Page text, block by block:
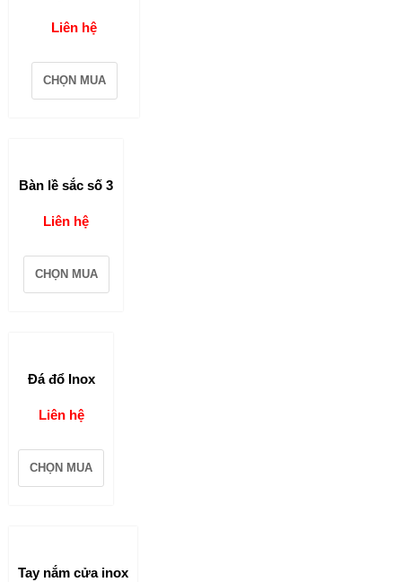
Liên hệ
CHỌN MUA
Bàn lề sắc số 3
Liên hệ
CHỌN MUA
Đá đổ Inox
Liên hệ
CHỌN MUA
Tay nắm cửa inox